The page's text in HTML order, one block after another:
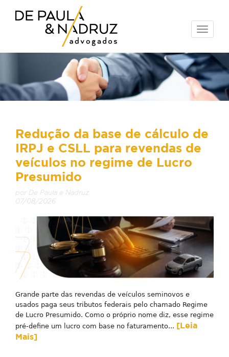
Toggle
Redução da base de cálculo de
IRPJ e CSLL para revendas de
veículos no regime de Lucro
Presumido
por De Paula e Nadruz
07/08/2026
Grande parte das revendas de veículos seminovos e
usados paga seus tributos federais pelo chamado Regime
de Lucro Presumido. Como o próprio nome diz, esse regime
pré-define um lucro com base no faturamento... [Leia
Mais]